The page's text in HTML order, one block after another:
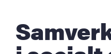
Samverkansdoktorand